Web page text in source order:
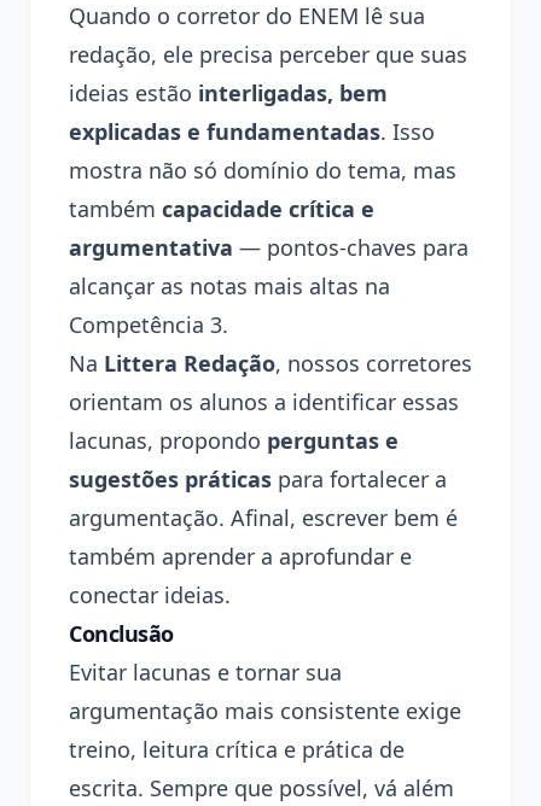
Quando o corretor do ENEM lê sua
redação, ele precisa perceber que suas
ideias estão interligadas, bem
explicadas e fundamentadas. Isso
mostra não só domínio do tema, mas
também capacidade crítica e
argumentativa — pontos-chaves para
alcançar as notas mais altas na
Competência 3.
Na Littera Redação, nossos corretores
orientam os alunos a identificar essas
lacunas, propondo perguntas e
sugestões práticas para fortalecer a
argumentação. Afinal, escrever bem é
também aprender a aprofundar e
conectar ideias.
Conclusão
Evitar lacunas e tornar sua
argumentação mais consistente exige
treino, leitura crítica e prática de
escrita. Sempre que possível, vá além